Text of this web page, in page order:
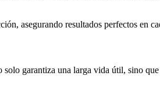
asegurando resultados perfectos en
garantiza una larga vida útil, sino